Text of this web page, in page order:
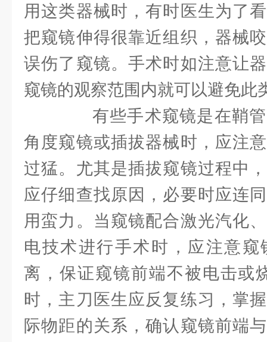
用这类器械时，有时医生为了
把窥镜伸得很靠近组织，器械
误伤了窥镜。手术时如注意让
窥镜的观察范围内就可以避免此
有些手术窥镜是在鞘管
角度窥镜或插拔器械时，应注
过猛。尤其是插拔窥镜过程中
应仔细查找原因，必要时应连
用蛮力。当窥镜配合激光汽化
电技术进行手术时，应注意
离，保证窥镜前端不被电击或
时，主刀医生应反复练习，掌
际物距的关系，确认窥镜前端